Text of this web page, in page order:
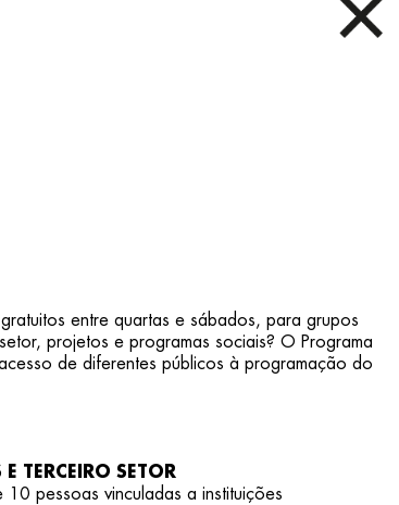
entre quartas e sábados, para grupos
projetos e programas sociais? O Programa
de diferentes públicos à programação do
TERCEIRO SETOR
pessoas vinculadas a instituições